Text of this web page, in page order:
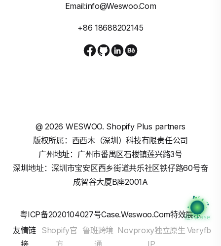
进入Case
Email:info@weswoo.com
+86 18688202145
@2026 WESWOO. Shopify Plus partners
版权所属：西西木（深圳）科技有限责任公司
广州地址：广州市番禺区石楼镇莲兴路3号
深圳地址：深圳市宝安区西乡街道共乐社区铁仔路60号奋
成智谷大厦B座2001A
粤ICP备2020104027号Case.weswoo.com特效展示
友情链
接
Shopify官
方
鲁班跨境
通
Novproxy独立原生
IP
Veryfb